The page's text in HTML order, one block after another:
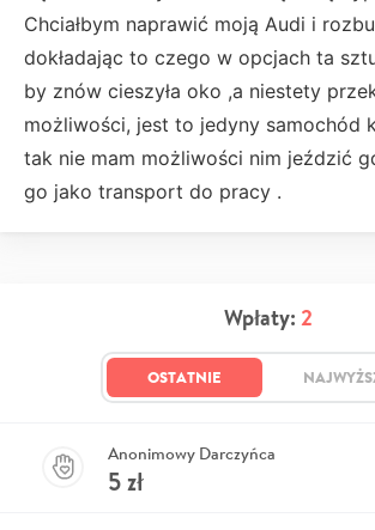
Chciałbym naprawić moją Audi i
dokładając to czego w opcjach ta
by znów cieszyła oko ,a niestety
możliwości, jest to jedyny samochód
tak nie mam możliwości nim jeździć
go jako transport do pracy .
Wpłaty: 2
OSTATNIE
Anonimowy Darczyńca
5zł